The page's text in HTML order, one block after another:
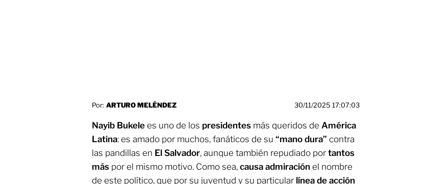
Por: ARTURO MELÉNDEZ 30/11/2025 17:07:03
Nayib Bukele es uno de los presidentes más queridos de América
Latina: es amado por muchos, fanáticos de su “mano dura” contra
las pandillas en El Salvador, aunque también repudiado por tantos
más por el mismo motivo. Como sea, causa admiración el nombre
de este político, que por su juventud y su particular línea de acción